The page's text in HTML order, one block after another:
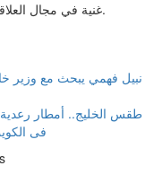
غنية في مجال العلاقات العامة والإعلام وتنسيق المشاريع وإدارتها.
نبيل فهمي يبحث مع وزير
فى